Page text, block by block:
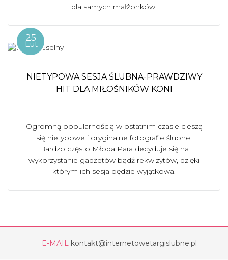
dla samych małżonków.
25
Lut
NIETYPOWA SESJA ŚLUBNA-PRAWDZIWY
HIT DLA MIŁOŚNIKÓW KONI
Ogromną popularnością w ostatnim czasie cieszą
się nietypowe i oryginalne fotografie ślubne.
Bardzo często Młoda Para decyduje się na
wykorzystanie gadżetów bądź rekwizytów, dzięki
którym ich sesja będzie wyjątkowa.
E-MAIL kontakt@internetowetargislubne.pl